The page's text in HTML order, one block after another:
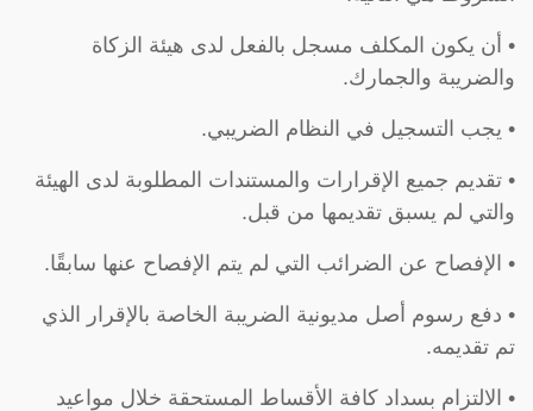
• أن يكون المكلف مسجل بالفعل لدى هيئة الزكاة
والضريبة والجمارك.
• يجب التسجيل في النظام الضريبي.
• تقديم جميع الإقرارات والمستندات المطلوبة لدى الهيئة
والتي لم يسبق تقديمها من قبل.
• الإفصاح عن الضرائب التي لم يتم الإفصاح عنها سابقًا.
• دفع رسوم أصل مديونية الضريبة الخاصة بالإقرار الذي
تم تقديمه.
• الالتزام بسداد كافة الأقساط المستحقة خلال مواعيد